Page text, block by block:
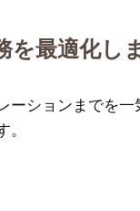
を最適化し
ションまでを一